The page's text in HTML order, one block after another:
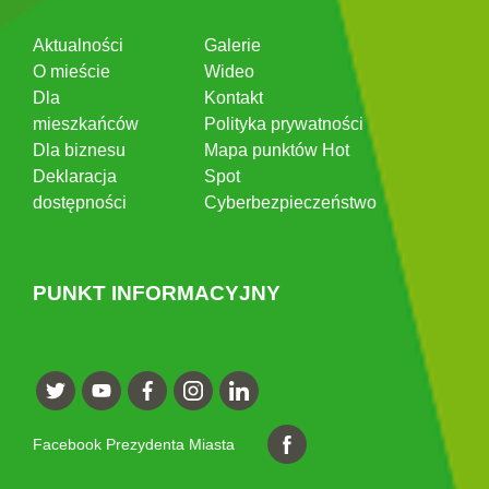
Aktualności
O mieście
Dla
mieszkańców
Dla biznesu
Deklaracja
dostępności
Galerie
Wideo
Kontakt
Polityka prywatności
Mapa punktów Hot
Spot
Cyberbezpieczeństwo
PUNKT INFORMACYJNY
Facebook Prezydenta Miasta